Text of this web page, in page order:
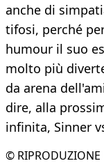
anche di
tifosi, perché
humour il suo
molto più
da arena
dire, alla
infinita, Sinner
© RIPRODUZIONE